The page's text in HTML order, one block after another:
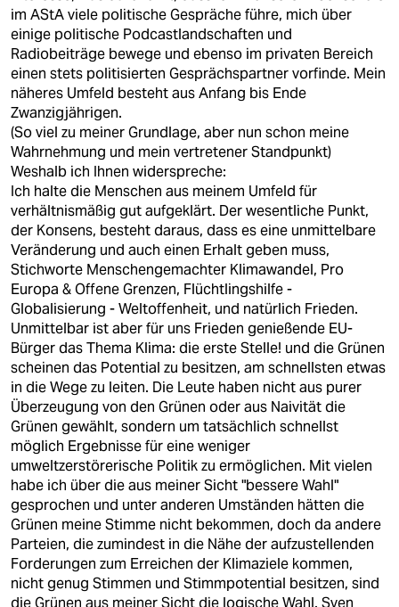
im AStA viele politische Gespräche führe, mich über
einige politische Podcastlandschaften und
Radiobeiträge bewege und ebenso im privaten Bereich
einen stets politisierten Gesprächspartner vorfinde. Mein
näheres Umfeld besteht aus Anfang bis Ende
Zwanzigjährigen.
(So viel zu meiner Grundlage, aber nun schon meine
Wahrnehmung und mein vertretener Standpunkt)
Weshalb ich Ihnen widerspreche:
Ich halte die Menschen aus meinem Umfeld für
verhältnismäßig gut aufgeklärt. Der wesentliche Punkt,
der Konsens, besteht daraus, dass es eine unmittelbare
Veränderung und auch einen Erhalt geben muss,
Stichworte Menschengemachter Klimawandel, Pro
Europa & Offene Grenzen, Flüchtlingshilfe -
Globalisierung - Weltoffenheit, und natürlich Frieden.
Unmittelbar ist aber für uns Frieden genießende EU-
Bürger das Thema Klima: die erste Stelle! und die Grünen
scheinen das Potential zu besitzen, am schnellsten etwas
in die Wege zu leiten. Die Leute haben nicht aus purer
Überzeugung von den Grünen oder aus Naivität die
Grünen gewählt, sondern um tatsächlich schnellst
möglich Ergebnisse für eine weniger
umweltzerstörerische Politik zu ermöglichen. Mit vielen
habe ich über die aus meiner Sicht "bessere Wahl"
gesprochen und unter anderen Umständen hätten die
Grünen meine Stimme nicht bekommen, doch da andere
Parteien, die zumindest in die Nähe der aufzustellenden
Forderungen zum Erreichen der Klimaziele kommen,
nicht genug Stimmen und Stimmpotential besitzen, sind
die Grünen aus meiner Sicht die logische Wahl. Sven